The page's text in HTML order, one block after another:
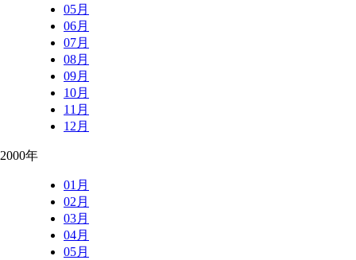
05月
06月
07月
08月
09月
10月
11月
12月
2000年
01月
02月
03月
04月
05月